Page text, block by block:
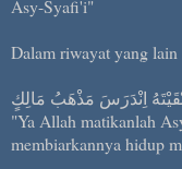
Asy-Syafi'i"
Dalam riwayat yang
اِنْدَرَسَ مَذْهَبُ مَالِكٍ
"Ya Allah matikanlah
membiarkannya hidup